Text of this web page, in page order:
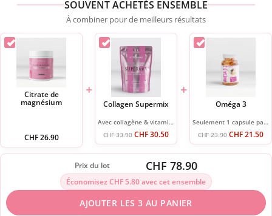
SOUVENT ACHETÉS ENSEMBLE
À combiner pour de meilleurs résultats
Citrate de
magnésium
CHF26.90
+
Collagen Supermix
Avec collagène & vitamine C
CHF33.90 CHF30.50
+
Oméga 3
Seulement 1 capsule par jour
CHF23.90 CHF21.50
Prix du lot CHF 78.90
Économisez CHF 5.80 avec cet ensemble
AJOUTER LES 3 AU PANIER